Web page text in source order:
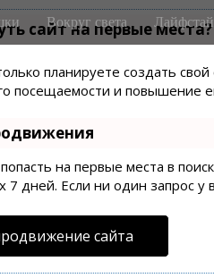
сайт на первые места?
планируете создать
посещаемости и повышение
на первые места в
7 дней. Если ни один запрос у
сайта
Вокруг света